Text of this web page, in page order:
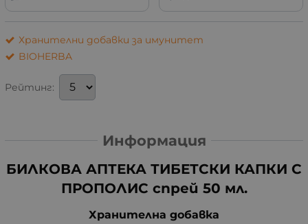
Хранителни добавки за имунитет
BIOHERBA
Рейтинг:
Информация
БИЛКОВА АПТЕКА ТИБЕТСКИ КАПКИ С
ПРОПОЛИС спрей 50 мл.
Хранителна добавка